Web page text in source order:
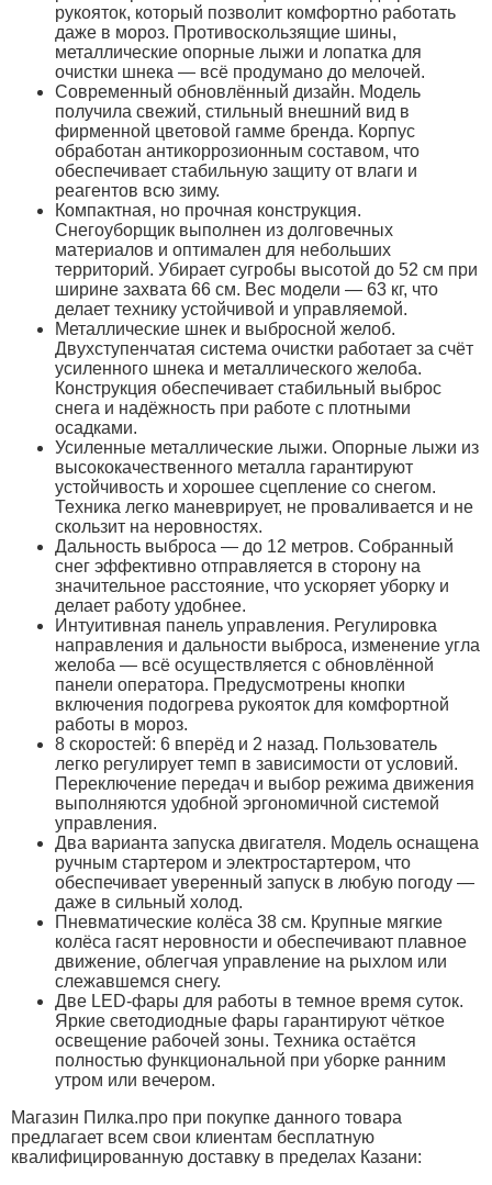
рукояток, который позволит комфортно работать
даже в мороз. Противоскользящие шины,
металлические опорные лыжи и лопатка для
очистки шнека — всё продумано до мелочей.
Современный обновлённый дизайн. Модель
получила свежий, стильный внешний вид в
фирменной цветовой гамме бренда. Корпус
обработан антикоррозионным составом, что
обеспечивает стабильную защиту от влаги и
реагентов всю зиму.
Компактная, но прочная конструкция.
Снегоуборщик выполнен из долговечных
материалов и оптимален для небольших
территорий. Убирает сугробы высотой до 52 см при
ширине захвата 66 см. Вес модели — 63 кг, что
делает технику устойчивой и управляемой.
Металлические шнек и выбросной желоб.
Двухступенчатая система очистки работает за счёт
усиленного шнека и металлического желоба.
Конструкция обеспечивает стабильный выброс
снега и надёжность при работе с плотными
осадками.
Усиленные металлические лыжи. Опорные лыжи из
высококачественного металла гарантируют
устойчивость и хорошее сцепление со снегом.
Техника легко маневрирует, не проваливается и не
скользит на неровностях.
Дальность выброса — до 12 метров. Собранный
снег эффективно отправляется в сторону на
значительное расстояние, что ускоряет уборку и
делает работу удобнее.
Интуитивная панель управления. Регулировка
направления и дальности выброса, изменение угла
желоба — всё осуществляется с обновлённой
панели оператора. Предусмотрены кнопки
включения подогрева рукояток для комфортной
работы в мороз.
8 скоростей: 6 вперёд и 2 назад. Пользователь
легко регулирует темп в зависимости от условий.
Переключение передач и выбор режима движения
выполняются удобной эргономичной системой
управления.
Два варианта запуска двигателя. Модель оснащена
ручным стартером и электростартером, что
обеспечивает уверенный запуск в любую погоду —
даже в сильный холод.
Пневматические колёса 38 см. Крупные мягкие
колёса гасят неровности и обеспечивают плавное
движение, облегчая управление на рыхлом или
слежавшемся снегу.
Две LED-фары для работы в темное время суток.
Яркие светодиодные фары гарантируют чёткое
освещение рабочей зоны. Техника остаётся
полностью функциональной при уборке ранним
утром или вечером.
Магазин Пилка.про при покупке данного товара
предлагает всем свои клиентам бесплатную
квалифицированную доставку в пределах Казани: